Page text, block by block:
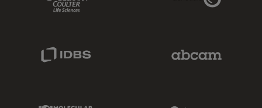
Molecular Devices Link